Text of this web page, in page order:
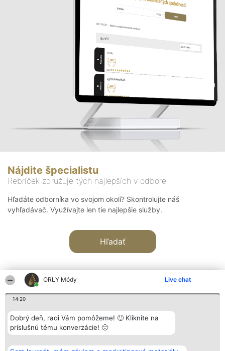
ORLY Módy Live chat
14:20
Dobrý deň, radi Vám pomôžeme! 🙂 Kliknite na
príslušnú tému konverzácie! 🙂
Nájdite špecialistu
Rebríček združuje tých najlepších v odbore
Hľadáte odborníka vo svojom okolí? Skontrolujte náš
vyhľadávač. Využívajte len tie najlepšie služby.
Hľadať
Organizátor hodnotenia
Bright Side Solutions sp. z o.
o. sp. k.
Wrocław 50-079
Hodnotenie
Laureáti
Lista
Laureatów
Kontakt
Kontakt